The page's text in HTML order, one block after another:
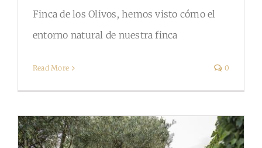
Finca de los Olivos, hemos visto cómo el
entorno natural de nuestra finca
Read More 0